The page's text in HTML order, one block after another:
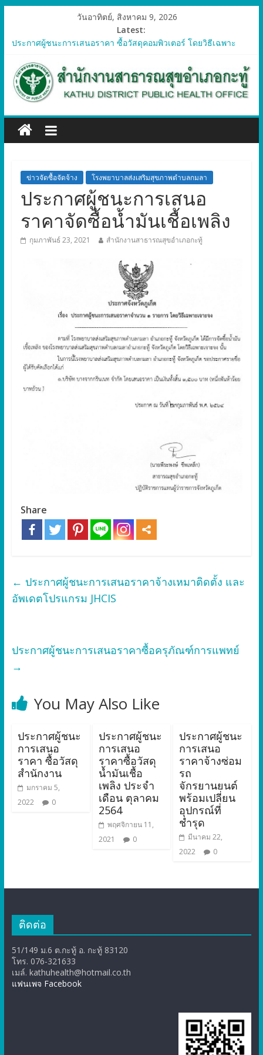
วันอาทิตย์, สิงหาคม 9, 2026
Latest:
ประกาศผู้ชนะการเสนอราคา ซื้อวัสดุคอมพิวเตอร์ โดยวิธีเฉพาะ
ประกาศผู้ชนะการเสนอราคา จัดซื้อวัสดุทางการแพทย์สำหรับ
โครงการป้องกันควบคุมโรคติดต่อและภัยสุขภาพในแรงงานต่างด้าว
อำเภอกะทู้ ปี 2569
เจาะจง
ประกาศผู้ชนะการเสนอรา ซื้อวัสดุงานบ้านงานครัว โดยวิธีเฉพาะ
เจาะจง
เจาะจงข่าวจัดซื้อจัดจ้าง โรงพยาบาลส่งเสริมสุขภาพตำบลกมลา
ประกาศผู้ชนะการเสนอ
ราคาจัดซื้อน้ำมันเชื้อเพลิง
กุมภาพันธ์ 23, 2021 สำนักงานสาธารณสุขอำเภอกะทู้
Share
← ประกาศผู้ชนะการเสนอราคาจ้างเหมาติดตั้ง และ
อัพเดตโปรแกรม JHCIS
ประกาศผู้ชนะการเสนอราคาซื้อครุภัณฑ์การแพทย์
→
You May Also Like
ประกาศผู้ชนะ
การเสนอ
ราคา ซื้อวัสดุ
สำนักงาน
มกราคม 5,
2022
0
ประกาศผู้ชนะ
การเสนอ
ราคาซื้อวัสดุ
น้ำมันเชื้อ
เพลิง ประจำ
เดือน ตุลาคม
2564
พฤศจิกายน 11,
2021
0
ประกาศผู้ชนะ
การเสนอ
ราคาจ้างซ่อม
รถ
จักรยานยนต์
พร้อมเปลี่ยน
อุปกรณ์ที่
ชำรุด
มีนาคม 22,
2022
0
ติดต่อ
51/149 ม.6 ต.กะทู้ อ. กะทู้ 83120
โทร. 076-321633
เมล์. kathuhealth@hotmail.co.th
แฟนเพจ Facebook